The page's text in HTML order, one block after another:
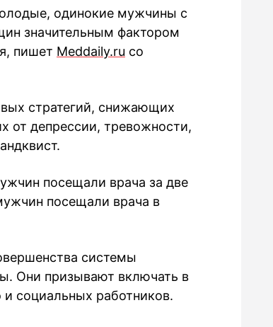
одинокие мужчины с
значительным фактором
пишет Meddaily.ru со
стратегий, снижающих
от депрессии, тревожности,
посещали врача за две
посещали врача в
системы
Они призывают включать в
социальных работников.